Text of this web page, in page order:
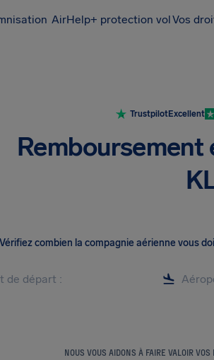
AirHelp+ protection volVos
TrustpilotExcellent
Remboursement
Vérifiez combien la compagnie aérienne vous
NOUS VOUS AIDONS À FAIRE VALOIR